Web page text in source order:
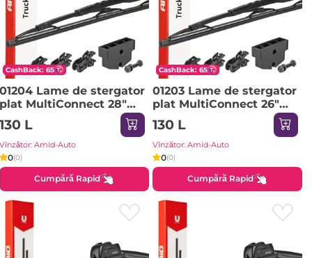
CashBack: 65
01204 Lame de stergator
plat MultiConnect 28"
(700 mm) 12 adaptoare
T03
130 L
Vînzător: Amid-Auto
0(0)
Cumpără Rapid
CashBack: 65
01203 Lame de stergator
plat MultiConnect 26"
(650 mm) 12 adaptoare
T02
130 L
Vînzător: Amid-Auto
0(0)
Cumpără Rapid